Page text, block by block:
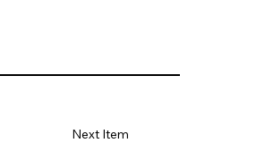
Next Item